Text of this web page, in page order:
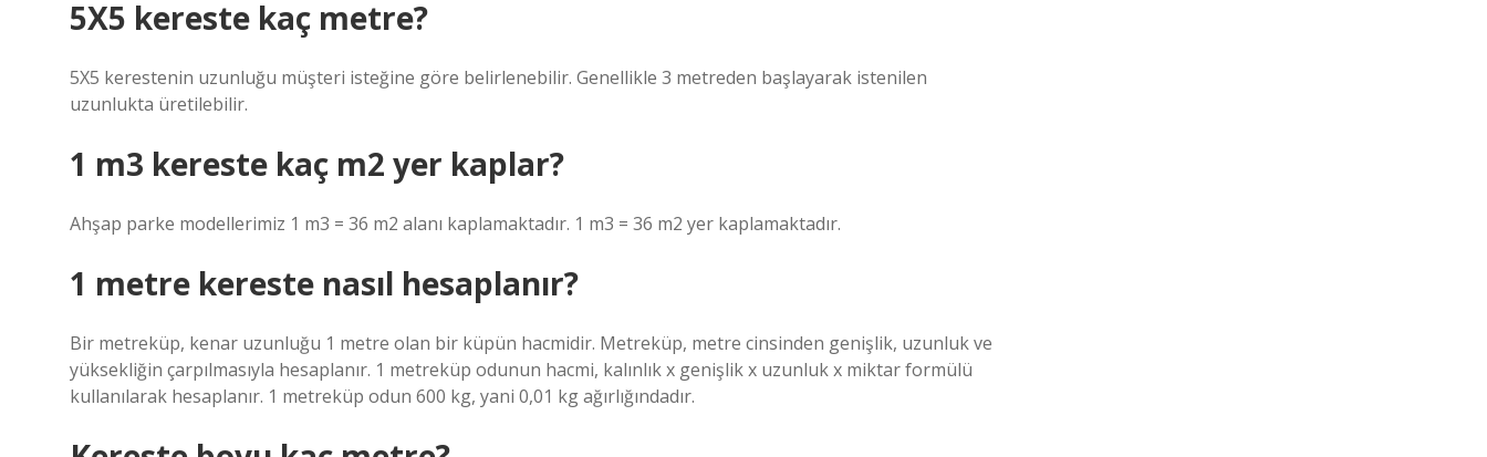
5X5 kereste kaç metre?
5X5 kerestenin uzunluğu müşteri isteğine göre belirlenebilir. Genellikle 3 metreden başlayarak istenilen
uzunlukta üretilebilir.
1 m3 kereste kaç m2 yer kaplar?
Ahşap parke modellerimiz 1 m3 = 36 m2 alanı kaplamaktadır. 1 m3 = 36 m2 yer kaplamaktadır.
1 metre kereste nasıl hesaplanır?
Bir metreküp, kenar uzunluğu 1 metre olan bir küpün hacmidir. Metreküp, metre cinsinden genişlik, uzunluk ve
yüksekliğin çarpılmasıyla hesaplanır. 1 metreküp odunun hacmi, kalınlık x genişlik x uzunluk x miktar formülü
kullanılarak hesaplanır. 1 metreküp odun 600 kg, yani 0,01 kg ağırlığındadır.